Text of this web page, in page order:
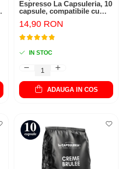
Espresso La Capsuleria, 10
capsule, compatibile cu
14,90 RON
IN STOC
ADAUGA IN COS